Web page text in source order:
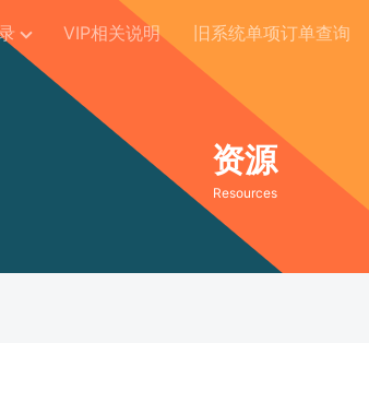
VIP相关说明 旧系统单项订单查询
资源
Resources